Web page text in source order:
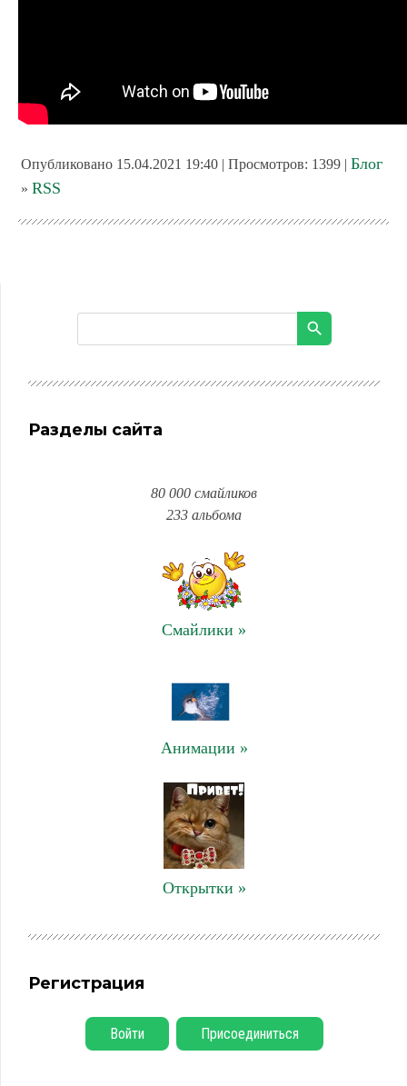
Опубликовано 15.04.2021 19:40 | Просмотров: 1399 | Блог
» RSS
Разделы сайта
80 000 смайликов
233 альбома
Смайлики »
Анимации »
Открытки »
Регистрация
Войти Присоединиться